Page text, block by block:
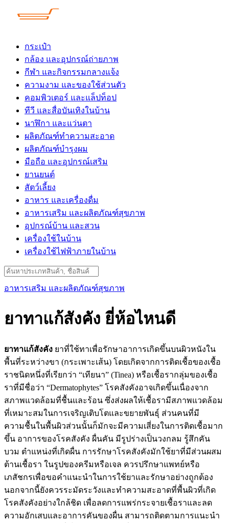
กระเป๋า
กล้อง และอุปกรณ์ถ่ายภาพ
กีฬา และกิจกรรมกลางแจ้ง
ความงาม และของใช้ส่วนตัว
คอมพิวเตอร์ และแล็ปท็อป
ทีวี และสื่อบันเทิงในบ้าน
นาฬิกา และแว่นตา
ผลิตภัณฑ์ทำความสะอาด
ผลิตภัณฑ์บำรุงผม
มือถือ และอุปกรณ์เสริม
ยานยนต์
สัตว์เลี้ยง
อาหาร และเครื่องดื่ม
อาหารเสริม และผลิตภัณฑ์สุขภาพ
อุปกรณ์บ้าน และสวน
เครื่องใช้ในบ้าน
เครื่องใช้ไฟฟ้าภายในบ้าน
Search
for:
อาหารเสริม และผลิตภัณฑ์สุขภาพ
ยาทาแก้สังคัง ยี่ห้อไหนดี
ยาทาแก้สังคัง ยาที่ใช้ทาเพื่อรักษาอาการเกิดขึ้นบนผิวหนังใน
พื้นที่ระหว่างขา (กระเพาะเส้น) โดยเกิดจากการติดเชื้อของเชื้อ
ราชนิดหนึ่งที่เรียกว่า “เทียนา” (Tinea) หรือเชื้อรากลุ่มของเชื้อ
ราที่มีชื่อว่า “Dermatophytes” โรคสังคังอาจเกิดขึ้นเนื่องจาก
สภาพแวดล้อมที่ชื้นและร้อน ซึ่งส่งผลให้เชื้อรามีสภาพแวดล้อม
ที่เหมาะสมในการเจริญเติบโตและขยายพันธุ์ ส่วนคนที่มี
ความชื้นในพื้นผิวส่วนนั้นก็มักจะมีความเสี่ยงในการติดเชื้อมาก
ขึ้น อาการของโรคสังคัง ผื่นคัน มีรูปร่างเป็นวงกลม รู้สึกคัน
บวม ตำแหน่งที่เกิดผื่น การรักษาโรคสังคังมักใช้ยาที่มีส่วนผสม
ต้านเชื้อรา ในรูปของครีมหรือเจล ควรปรึกษาแพทย์หรือ
เภสัชกรเพื่อขอคำแนะนำในการใช้ยาและรักษาอย่างถูกต้อง
นอกจากนี้ยังควรระมัดระวังและทำความสะอาดที่พื้นผิวที่เกิด
โรคสังคังอย่างใกล้ชิด เพื่อลดการแพร่กระจายเชื้อราและลด
ความอักเสบและอาการคันของผื่น สามารถติดตามการแนะนำ